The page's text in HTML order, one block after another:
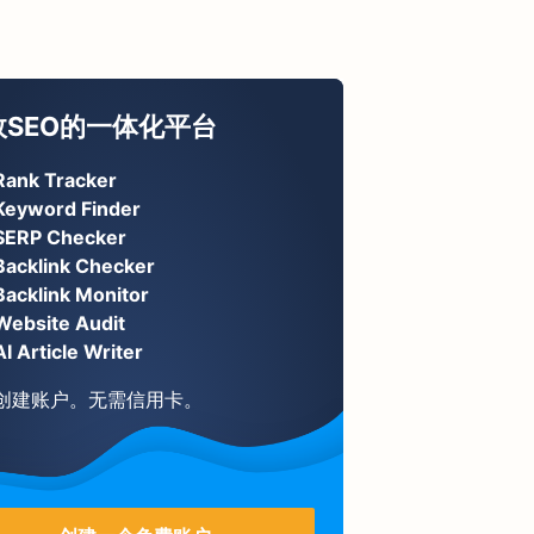
SEO的一体化平台
Tracker
Finder
Checker
Checker
Monitor
Audit
Article Writer
建账户。无需信用卡。